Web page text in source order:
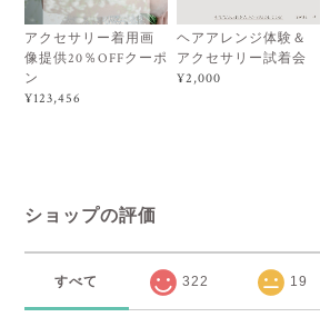
アクセサリー着用画
像提供20％OFFクーポ
ン
¥123,456
ヘアアレンジ体験＆
アクセサリー試着会
¥2,000
ショップの評価
すべて 322 19